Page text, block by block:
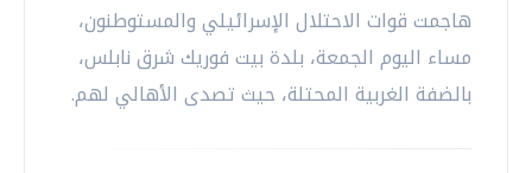
هاجمت قوات الاحتلال الإسرائيلي والمستوطنون،
مساء اليوم الجمعة، بلدة بيت فوريك شرق نابلس،
بالضفة الغربية المحتلة، حيث تصدى الأهالي لهم.